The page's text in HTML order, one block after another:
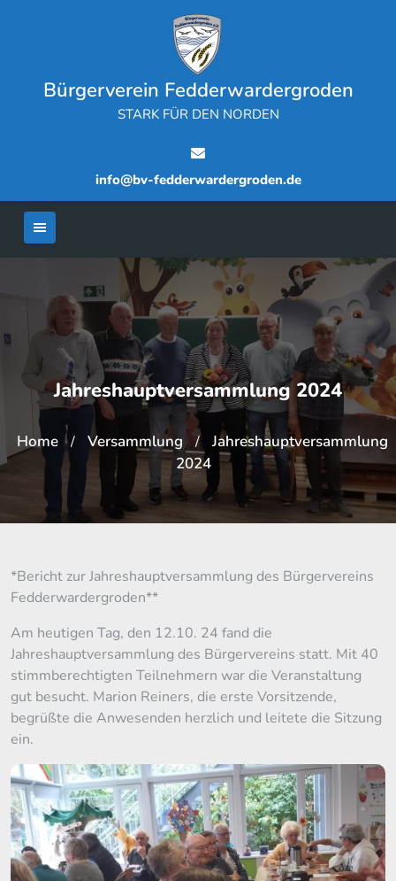
Bürgerverein Fedderwardergroden
STARK FÜR DEN NORDEN
info@bv-fedderwardergroden.de
Jahreshauptversammlung 2024
Home / Versammlung / Jahreshauptversammlung
2024
*Bericht zur Jahreshauptversammlung des Bürgervereins
Fedderwardergroden**
Am heutigen Tag, den 12.10. 24 fand die
Jahreshauptversammlung des Bürgervereins statt. Mit 40
stimmberechtigten Teilnehmern war die Veranstaltung
gut besucht. Marion Reiners, die erste Vorsitzende,
begrüßte die Anwesenden herzlich und leitete die Sitzung
ein.